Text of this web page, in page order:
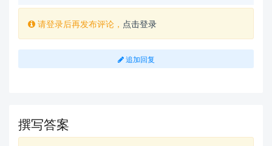
请登录后再发布评论， 点击登录
追加回复
撰写答案